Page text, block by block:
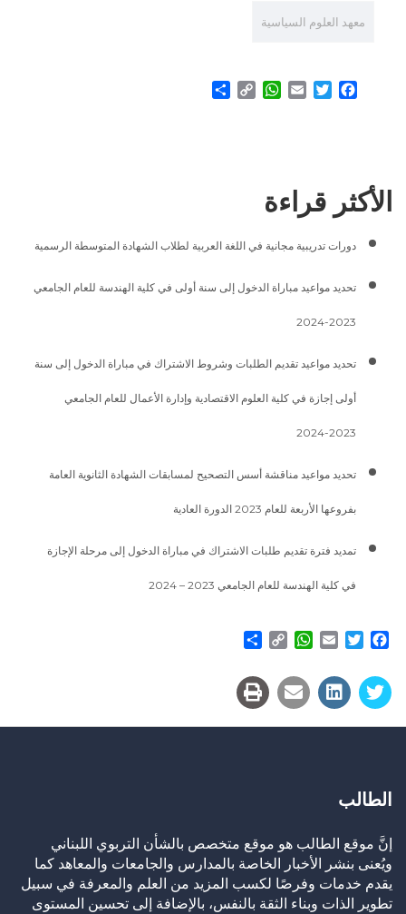
معهد العلوم السياسية
Facebook
Twitter
Email
WhatsApp
Copy
الأكثر قراءة
دورات تدريبية مجانية في اللغة العربية لطلاب الشهادة المتوسطة الرسمية
تحديد مواعيد مباراة الدخول إلى سنة أولى في كلية الهندسة للعام الجامعي
2023-2024
تحديد مواعيد تقديم الطلبات وشروط الاشتراك في مباراة الدخول إلى سنة
أولى إجازة في كلية العلوم الاقتصادية وإدارة الأعمال للعام الجامعي
2023-2024
تحديد مواعيد مناقشة أسس التصحيح لمسابقات الشهادة الثانوية العامة
بفروعها الأربعة للعام 2023 الدورة العادية
تمديد فترة تقديم طلبات الاشتراك في مباراة الدخول إلى مرحلة الإجازة
في كلية الهندسة للعام الجامعي 2023 – 2024
Facebook
Twitter
Email
WhatsApp
Copy
الطالب
إنَّ موقع الطالب هو موقع متخصص بالشأن التربوي اللبناني
ويُعنى بنشر الأخبار الخاصة بالمدارس والجامعات والمعاهد كما
يقدم خدمات وفرصًا لكسب المزيد من العلم والمعرفة في سبيل
تطوير الذات وبناء الثقة بالنفس، بالإضافة إلى تحسين المستوى